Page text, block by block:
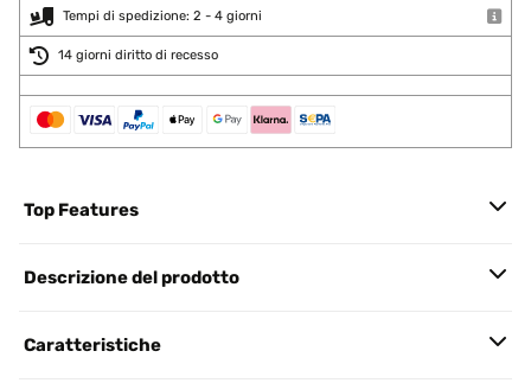
Tempi di spedizione: 2 - 4 giorni
14 giorni diritto di recesso
Top Features
Descrizione del prodotto
Caratteristiche